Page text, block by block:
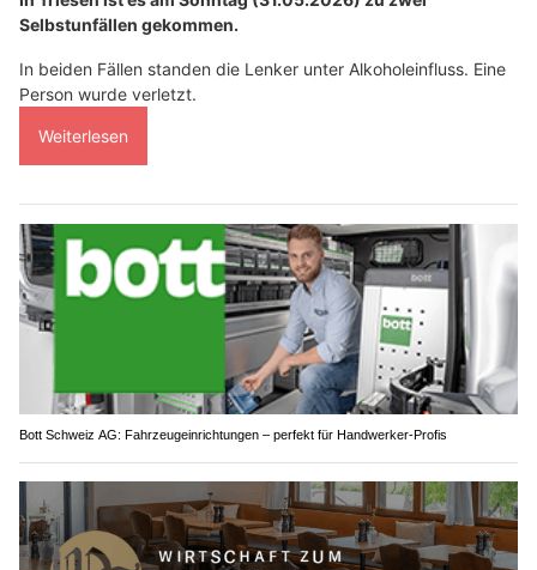
Selbstunfällen gekommen.
In beiden Fällen standen die Lenker unter Alkoholeinfluss. Eine
Person wurde verletzt.
Weiterlesen
Bott Schweiz AG: Fahrzeugeinrichtungen – perfekt für Handwerker-Profis